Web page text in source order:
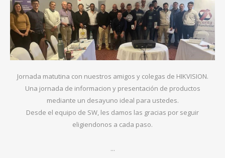
Jornada matutina con nuestros amigos y colegas de HIKVISION.
Una jornada de informacion y presentación de productos
mediante un desayuno ideal para ustedes.
Desde el equipo de SW, les damos las gracias por seguir
eligiendonos a cada paso.
...